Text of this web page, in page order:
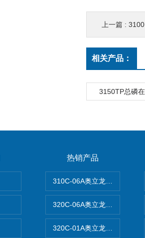
上一篇 :
相关产品：
3150TP总磷
热销产品
310C-06A奥立龙实验室台式
320C-06A奥立龙实验室便携
320C-01A奥立龙实验室便携